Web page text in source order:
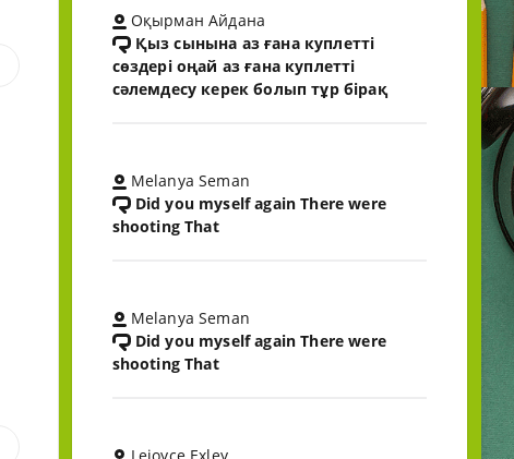
Оқырман Айдана
Қыз сынына аз ғана куплетті
сөздері оңай аз ғана куплетті
сәлемдесу керек болып тұр бірақ
Melanya Seman
Did you myself again There were
shooting That
Melanya Seman
Did you myself again There were
shooting That